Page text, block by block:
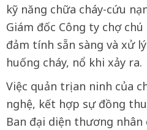
kỹ năng chữa cháy-cứu
Giám đốc Công ty chợ
đảm tính sẵn sàng và xử
huống cháy, nổ khi xảy ra.
Việc quản trị an ninh của
nghệ, kết hợp sự đồng
Ban đại diện thương nhân